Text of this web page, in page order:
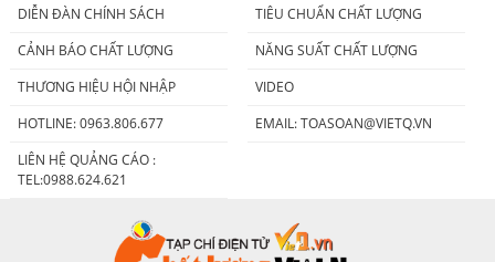
DIỄN ĐÀN CHÍNH SÁCH
TIÊU CHUẨN CHẤT LƯỢNG
CẢNH BÁO CHẤT LƯỢNG
NĂNG SUẤT CHẤT LƯỢNG
THƯƠNG HIỆU HỘI NHẬP
VIDEO
HOTLINE: 0963.806.677
EMAIL:TOASOAN@VIETQ.VN
LIÊN HỆ QUẢNG CÁO :
TEL:0988.624.621